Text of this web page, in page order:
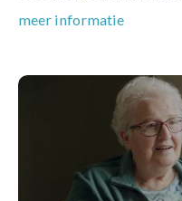
meer informatie